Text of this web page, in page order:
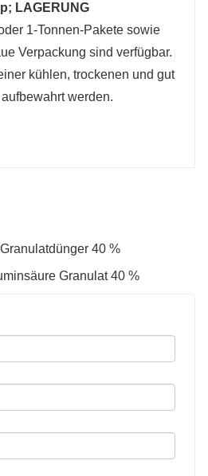
LAGERUNG
1-Tonnen-Pakete sowie
Verpackung sind verfügbar.
kühlen, trockenen und gut
werden.
40 %
Granulat 40 %